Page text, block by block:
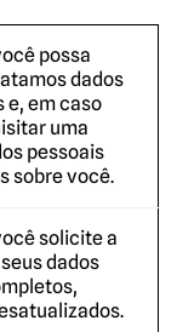
possa
dados
e, em caso
uma
pessoais
sobre você.
solicite a
dados